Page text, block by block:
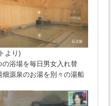
より)
の浴場を毎日男女入れ替
源泉のお湯を別々の湯船